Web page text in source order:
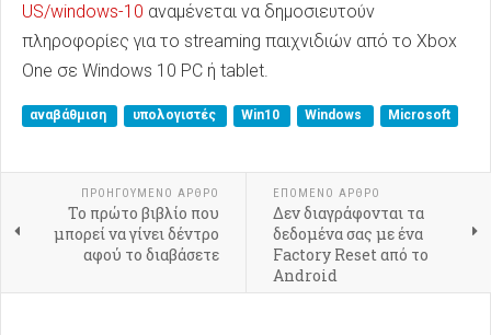
US/windows-10 αναμένεται να δημοσιευτούν
πληροφορίες για το streaming παιχνιδιών από το Xbox
One σε Windows 10 PC ή tablet.
αναβάθμιση υπολογιστές Win10 Windows Microsoft
ΠΡΟΗΓΟΎΜΕΝΟ ΑΡΘΡΟ
Το πρώτο βιβλίο που
μπορεί να γίνει δέντρο
αφού το διαβάσετε
ΕΠΟΜΕΝΟ ΑΡΘΡΟ
Δεν διαγράφονται τα
δεδομένα σας με ένα
Factory Reset από το
Android